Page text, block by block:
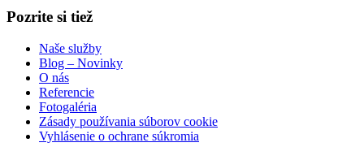
Pozrite si tiež
Naše služby
Blog – Novinky
O nás
Referencie
Fotogaléria
Zásady používania súborov cookie
Vyhlásenie o ochrane súkromia